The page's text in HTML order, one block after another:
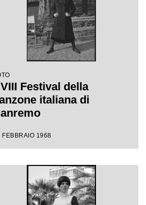
Festival della
italiana di
FEBBRAIO 1968